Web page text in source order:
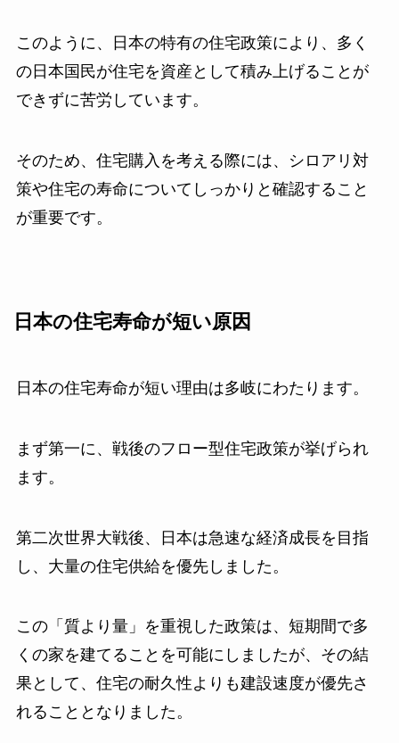
このように、日本の特有の住宅政策により、多く
の日本国民が住宅を資産として積み上げることが
できずに苦労しています。
そのため、住宅購入を考える際には、シロアリ対
策や住宅の寿命についてしっかりと確認すること
が重要です。
日本の住宅寿命が短い原因
日本の住宅寿命が短い理由は多岐にわたります。
まず第一に、戦後のフロー型住宅政策が挙げられ
ます。
第二次世界大戦後、日本は急速な経済成長を目指
し、大量の住宅供給を優先しました。
この「質より量」を重視した政策は、短期間で多
くの家を建てることを可能にしましたが、その結
果として、住宅の耐久性よりも建設速度が優先さ
れることとなりました。